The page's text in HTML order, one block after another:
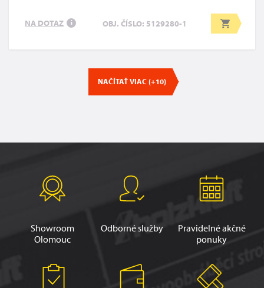
NA DOTAZ i OBJ. ČÍSLO: 5129280-1
NAČÍTAŤ VIAC (+10)
Showroom
Olomouc
Odborné služby
Pravidelné akčné
ponuky